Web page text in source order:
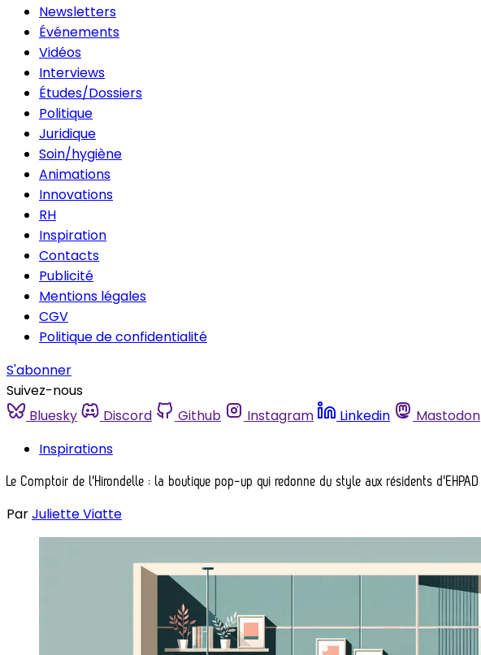
Newsletters
Événements
Vidéos
Interviews
Études/Dossiers
Politique
Juridique
Soin/hygiène
Animations
Innovations
RH
Inspiration
Contacts
Publicité
Mentions légales
CGV
Politique de confidentialité
S'abonner
Suivez-nous
Bluesky
Discord Github Instagram Linkedin Mastodon
Inspirations
Le Comptoir de l'Hirondelle : la boutique pop-up qui redonne du style aux résidents d'EHPAD
ParJuliette Viatte